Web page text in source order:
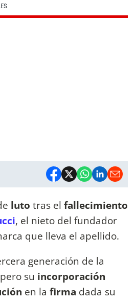
luto tras el fallecimiento
, el nieto del fundador
que lleva el apellido.
generación de la
su incorporación
en la firma dada su